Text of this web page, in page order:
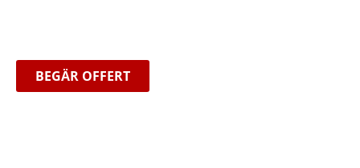
BEGÄR OFFERT